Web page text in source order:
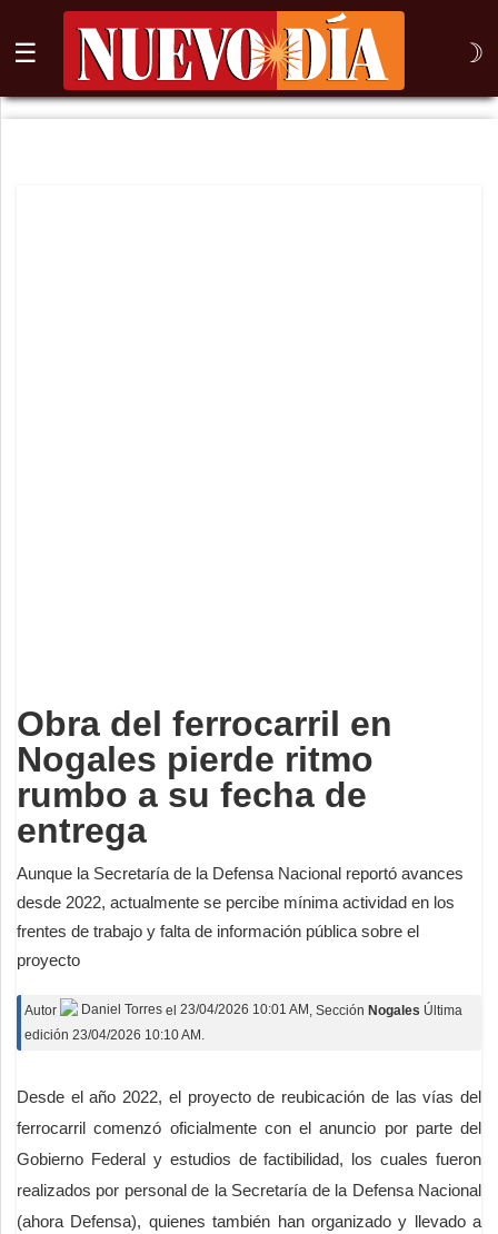
☰ ☽
⌕
Obra del ferrocarril en
Nogales pierde ritmo
rumbo a su fecha de
entrega
Aunque la Secretaría de la Defensa Nacional reportó avances
desde 2022, actualmente se percibe mínima actividad en los
frentes de trabajo y falta de información pública sobre el
proyecto
Autor Daniel Torres el 23/04/2026 10:01 AM , Sección Nogales Última
edición 23/04/2026 10:10 AM.
Desde el año 2022, el proyecto de reubicación de las vías del
ferrocarril comenzó oficialmente con el anuncio por parte del
Gobierno Federal y estudios de factibilidad, los cuales fueron
realizados por personal de la Secretaría de la Defensa Nacional
(ahora Defensa), quienes también han organizado y llevado a